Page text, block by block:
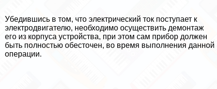
Убедившись в том, что электрический ток поступает к
электродвигателю, необходимо осуществить демонтаж
его из корпуса устройства, при этом сам прибор должен
быть полностью обесточен, во время выполнения данной
операции.